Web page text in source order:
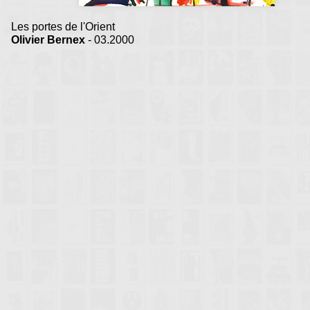
Les portes de l'Orient
Olivier Bernex - 03.2000